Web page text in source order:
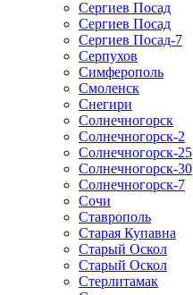
Сергиев Посад
Сергиев Посад
Сергиев Посад-7
Серпухов
Симферополь
Смоленск
Снегири
Солнечногорск
Солнечногорск-2
Солнечногорск-25
Солнечногорск-30
Солнечногорск-7
Сочи
Ставрополь
Старая Купавна
Старый Оскол
Старый Оскол
Стерлитамак